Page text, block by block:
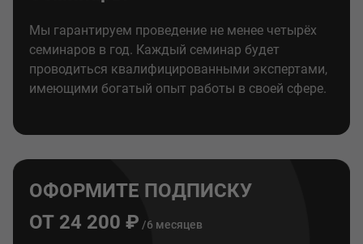
Мы гарантируем проведение не менее четырёх
семинаров в год. Каждый семинар будет
проводиться квалифицированными экспертами,
имеющими богатый опыт работы в своей сфере.
ОФОРМИТЕ ПОДПИСКУ
ОТ 24 200 ₽ /6 месяцев